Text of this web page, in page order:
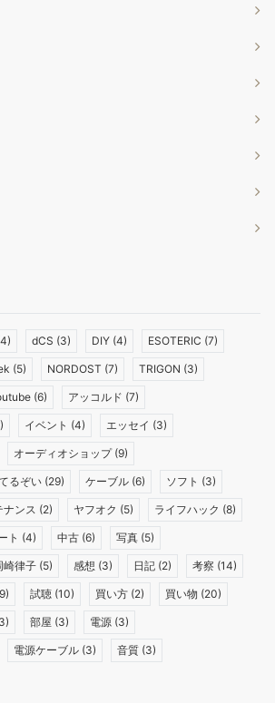
dCS (3) DIY (4) ESOTERIC (7)
(5) NORDOST (7) TRIGON (3)
(6) アッコルド (7)
イベント (4) エッセイ (3)
オーディオショップ(9)
るぞい (29) ケーブル (6) ソフト (3)
ナンス (2) ヤフオク (5) ライフハック (8)
ト (4) 中古 (6) 写真 (5)
崎律子 (5) 感想 (3) 日記 (2) 考察 (14)
試聴 (10) 買い方 (2) 買い物 (20)
部屋 (3) 電源 (3)
電源ケーブル (3) 音質 (3)